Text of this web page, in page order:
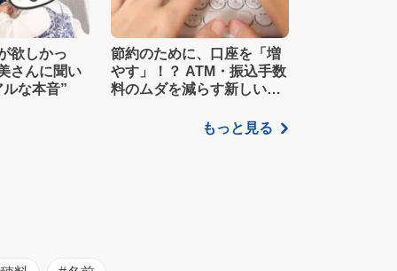
欲しかっ
さんに聞い
な本音”
節約のために、口座を「増
やす」！？ ATM・振込手数
料のムダを減らす新しい家
もっと見る